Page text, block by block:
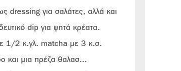
ως dressing για σαλάτες, αλλά και
dip για ψητά κρέατα.
1/2 κ.γλ. matcha με 3 κ.σ.
και μια πρέζα θαλασ...